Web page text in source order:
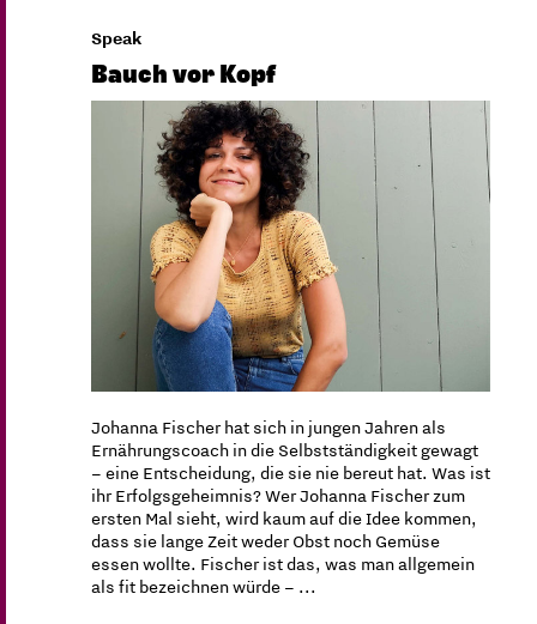
Speak
Bauch vor Kopf
Johanna Fischer hat sich in jungen Jahren als
Ernährungscoach in die Selbstständigkeit gewagt
– eine Entscheidung, die sie nie bereut hat. Was ist
ihr Erfolgsgeheimnis? Wer Johanna Fischer zum
ersten Mal sieht, wird kaum auf die Idee kommen,
dass sie lange Zeit weder Obst noch Gemüse
essen wollte. Fischer ist das, was man allgemein
als fit bezeichnen würde – ...